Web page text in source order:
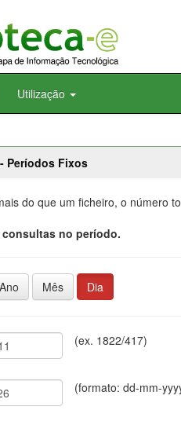
Utilização
Períodos Fixos
do que um ficheiro, o número
no período.
Ano Mês Dia
(ex. 1822/417)
(formato: dd-mm-